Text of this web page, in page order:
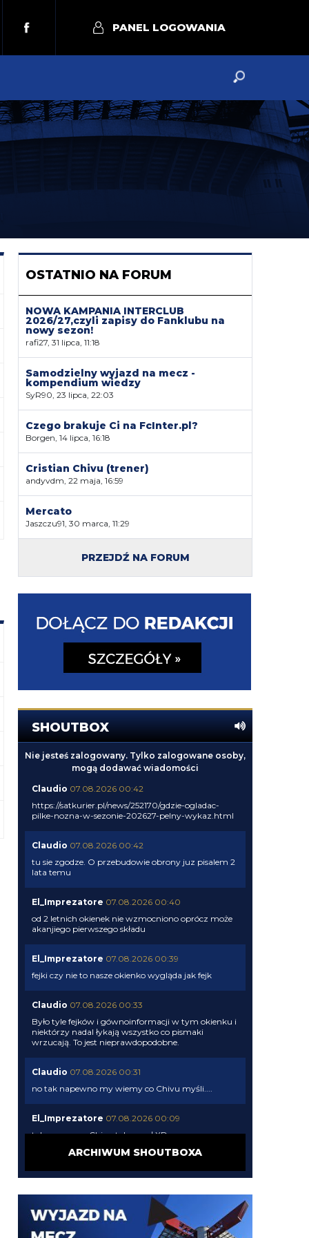
PANEL LOGOWANIA
OSTATNIO NA FORUM
NOWA KAMPANIA INTERCLUB
2026/27,czyli zapisy do Fanklubu na
nowy sezon!
rafi27, 31 lipca, 11:18
Samodzielny wyjazd na mecz -
kompendium wiedzy
SyR90, 23 lipca, 22:03
Czego brakuje Ci na FcInter.pl?
Borgen, 14 lipca, 16:18
Cristian Chivu (trener)
andyvdm, 22 maja, 16:59
Mercato
Jaszczu91, 30 marca, 11:29
PRZEJDŹ NA FORUM
SHOUTBOX
Nie jesteś zalogowany. Tylko zalogowane osoby,
mogą dodawać wiadomości
Claudio 07.08.2026 00:42
https://satkurier.pl/news/252170/gdzie-ogladac-
pilke-nozna-w-sezonie-202627-pelny-wykaz.html
Claudio 07.08.2026 00:42
tu sie zgodze. O przebudowie obrony juz pisalem 2
lata temu
El_Imprezatore 07.08.2026 00:40
od 2 letnich okienek nie wzmocniono oprócz może
akanjiego pierwszego składu
El_Imprezatore 07.08.2026 00:39
fejki czy nie to nasze okienko wygląda jak fejk
Claudio 07.08.2026 00:33
Było tyle fejków i gównoinformacji w tym okienku i
niektórzy nadal łykają wszystko co pismaki
wrzucają. To jest nieprawdopodobne.
Claudio 07.08.2026 00:31
no tak napewno my wiemy co Chivu myśli....
El_Imprezatore 07.08.2026 00:09
tak na pewno Chivu tak uznał XD
pismaki zawsze maja info z opoznieniem. Moze juz
Claudio 06.08.2026 23:57
ARCHIWUM SHOUTBOXA